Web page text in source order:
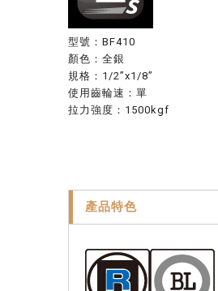
型號：BF410
顏色：全銀
規格：1/2”x1/8”
使用齒輪速：單
拉力強度：1500kgf
產品特色